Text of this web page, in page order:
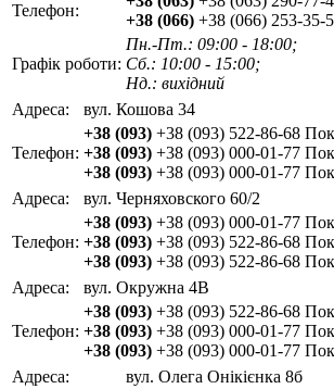
Телефон:
+38 (066) +38 (066) 253-35-
Графік роботи:
Пн.-Пт.: 09:00 - 18:00;
Сб.: 10:00 - 15:00;
Нд.: вихідний
Адреса:
вул. Кошова 34
Телефон:
+38 (093) +38 (093) 522-86-68
+38 (093) +38 (093) 000-01-77
+38 (093) +38 (093) 000-01-77
Адреса:
вул. Черняховского 60/2
Телефон:
+38 (093) +38 (093) 000-01-77
+38 (093) +38 (093) 522-86-68
+38 (093) +38 (093) 522-86-68
Адреса:
вул. Окружна 4В
Телефон:
+38 (093) +38 (093) 522-86-68
+38 (093) +38 (093) 000-01-77
+38 (093) +38 (093) 000-01-77
Адреса:
вул. Олега Онікієнка 8б